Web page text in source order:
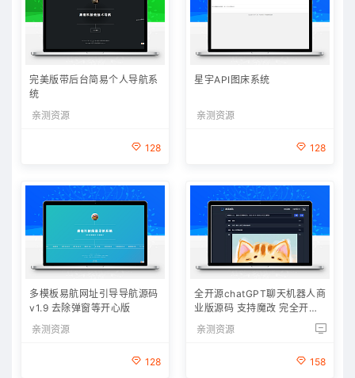
完美版带后台简易个人导航系
统
亲测资源
128
星宇API图床系统
亲测资源
128
多模板易航网址引导导航源码
v1.9 去除弹窗等开心版
亲测资源
128
全开源chatGPT聊天机器人商
业版源码 支持魔改 完全开放
源代码
亲测资源
158